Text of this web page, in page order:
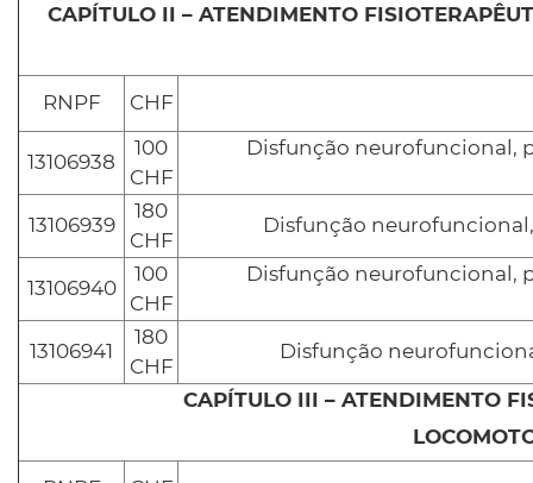
RNPF CHF
13106938
100
CHF
Disfunção neurofuncional,
13106939
180
CHF
Disfunção
13106940
100
CHF
Disfunção neurofuncional,
13106941
180
CHF
Disfunção